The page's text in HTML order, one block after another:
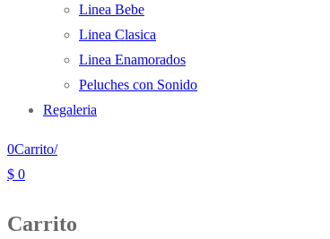
Linea Bebe
Linea Clasica
Linea Enamorados
Peluches con Sonido
Regaleria
0Carrito/
$ 0
Carrito